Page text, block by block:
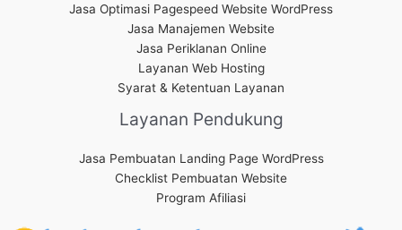
Jasa Optimasi Pagespeed Website WordPress
Jasa Manajemen Website
Jasa Periklanan Online
Layanan Web Hosting
Syarat & Ketentuan Layanan
Layanan Pendukung
Jasa Pembuatan Landing Page WordPress
Checklist Pembuatan Website
Program Afiliasi